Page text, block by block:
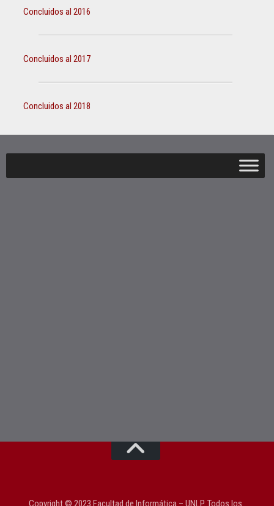
Concluidos al 2016
Concluidos al 2017
Concluidos al 2018
Copyright © 2023 Facultad de Informática – UNLP. Todos los